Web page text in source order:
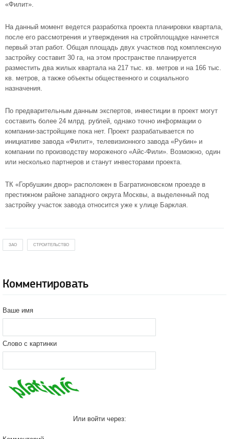
«Филит».
На данный момент ведется разработка проекта планировки квартала,
после его рассмотрения и утверждения на стройплощадке начнется
первый этап работ. Общая площадь двух участков под комплексную
застройку составит 30 га, на этом пространстве планируется
разместить два жилых квартала на 217 тыс. кв. метров и на 166 тыс.
кв. метров, а также объекты общественного и социального
назначения.
По предварительным данным экспертов, инвестиции в проект могут
составить более 24 млрд. рублей, однако точно информации о
компании-застройщике пока нет. Проект разрабатывается по
инициативе завода «Филит», телевизионного завода «Рубин» и
компании по производству мороженого «Айс-Фили». Возможно, один
или несколько партнеров и станут инвесторами проекта.
ТК «Горбушкин двор» расположен в Багратионовском проезде в
престижном районе западного округа Москвы, а выделенный под
застройку участок завода относится уже к улице Барклая.
ЗАО СТРОИТЕЛЬСТВО
Комментировать
Ваше имя
Слово с картинки
Или войти через: